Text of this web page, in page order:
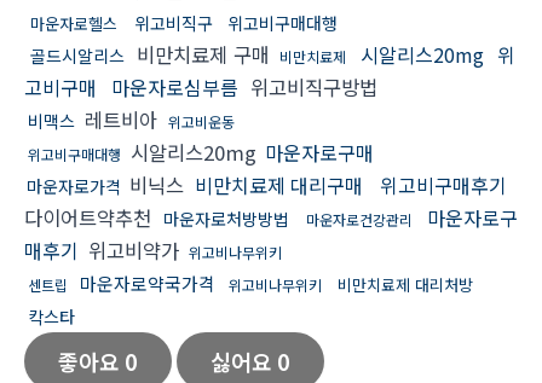
마운자로헬스 위고비직구
위고비구매대행
골드시알리스 비만치료제 구매 비만치료제 시알리스20mg 위
고비구매
마운자로심부름 위고비직구방법
비맥스 레트비아 위고비운동
위고비구매대행 시알리스20mg 마운자로구매
마운자로가격 비닉스 비만치료제 대리구매
위고비구매후기
다이어트약추천 마운자로처방방법 마운자로건강관리
마운자로구
매후기 위고비약가 위고비나무위키
센트립
마운자로약국가격 위고비나무위키 비만치료제 대리처방
칵스타
좋아요 0 싫어요 0